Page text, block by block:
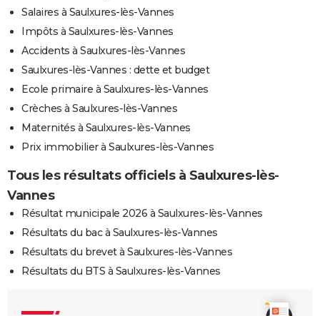
Salaires à Saulxures-lès-Vannes
Impôts à Saulxures-lès-Vannes
Accidents à Saulxures-lès-Vannes
Saulxures-lès-Vannes : dette et budget
Ecole primaire à Saulxures-lès-Vannes
Crèches à Saulxures-lès-Vannes
Maternités à Saulxures-lès-Vannes
Prix immobilier à Saulxures-lès-Vannes
Tous les résultats officiels à Saulxures-lès-
Vannes
Résultat municipale 2026 à Saulxures-lès-Vannes
Résultats du bac à Saulxures-lès-Vannes
Résultats du brevet à Saulxures-lès-Vannes
Résultats du BTS à Saulxures-lès-Vannes